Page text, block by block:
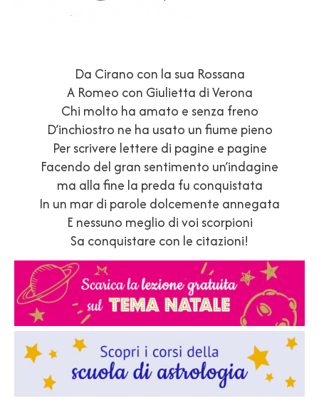
Da Cirano con la sua Rossana
A Romeo con Giulietta di Verona
Chi molto ha amato e senza freno
D’inchiostro ne ha usato un fiume pieno
Per scrivere lettere di pagine e pagine
Facendo del gran sentimento un’indagine
ma alla fine la preda fu conquistata
In un mar di parole dolcemente annegata
E nessuno meglio di voi scorpioni
Sa conquistare con le citazioni!